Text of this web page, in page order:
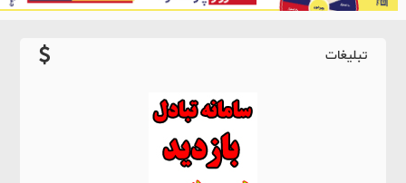
تبلیغات